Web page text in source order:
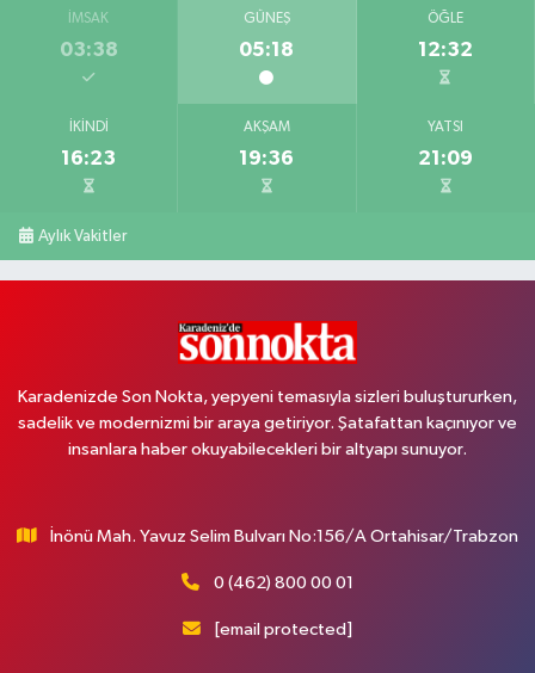
İMSAK
03:38
GÜNEŞ
05:18
ÖĞLE
12:32
İKINDI
16:23
AKŞAM
19:36
YATSI
21:09
Aylık Vakitler
Karadenizde Son Nokta, yepyeni temasıyla sizleri buluştururken,
sadelik ve modernizmi bir araya getiriyor. Şatafattan kaçınıyor ve
insanlara haber okuyabilecekleri bir altyapı sunuyor.
İnönü Mah. Yavuz Selim Bulvarı No:156/A Ortahisar/Trabzon
0 (462) 800 00 01
[email protected]